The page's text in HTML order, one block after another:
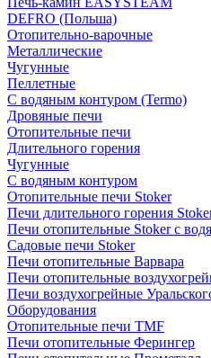
DEFRO (Польша)
Отопительно-варочные
Металлические
Чугунные
Пеллетные
С водяным контуром (Termo)
Дровяные печи
Отопительные печи
Длительного горения
Чугунные
C водяным контуром
Отопительные печи Stoker
Печи длительного горения
Печи отопительные Stoker с
Садовые печи Stoker
Печи отопительные Варвара
Печи отопительные
Печи воздухогрейные
Оборудования
Отопительные печи TMF
Печи отопительные Ферингер